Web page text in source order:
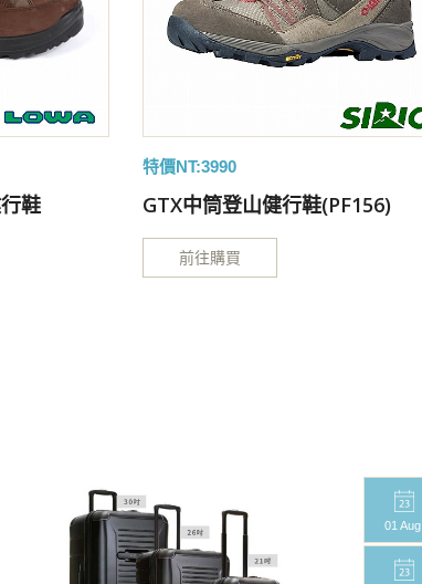
鞋
特價NT:3990
GTX中筒登山健行鞋(PF156)
前往購買
01 Aug